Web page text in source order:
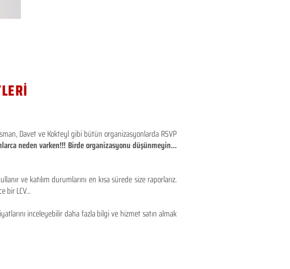
Davet ve Kokteyl gibi bütün organizasyonlarda RSVP
neden varken!!! Birde organizasyonu düşünmeyin...
ve katılım durumlarını en kısa sürede size raporlarız.
bir LCV...
inceleyebilir daha fazla bilgi ve hizmet satın almak